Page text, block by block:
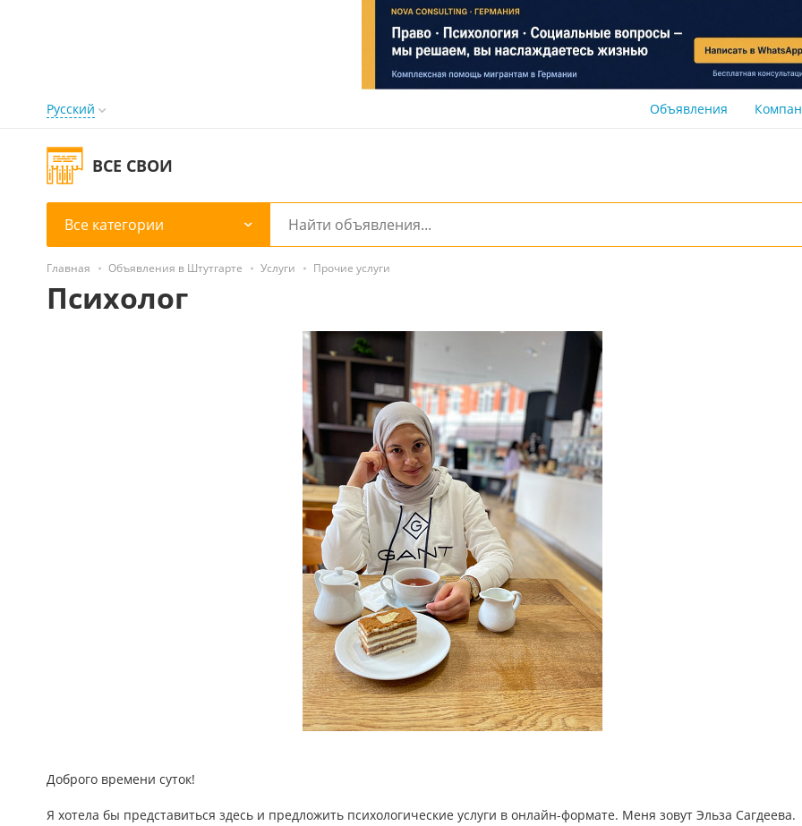
Русский Объявления
ВСЕ СВОИ
Все категории
Главная Объявления в Штутгарте Услуги Прочие услуги
Психолог
Доброго времени суток!
Я хотела бы представиться здесь и предложить психологические услуги в онлайн-формате. Меня зовут Эльза Сагдеева.